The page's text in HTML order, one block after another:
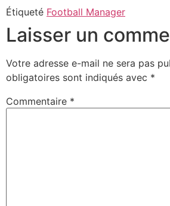
Étiqueté Football Manager
Laisser un
Votre adresse e-mail ne sera pas
obligatoires sont indiqués avec *
Commentaire *